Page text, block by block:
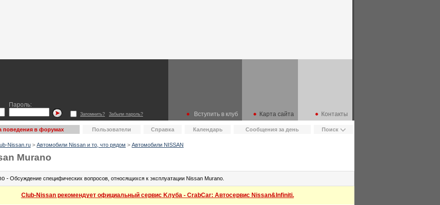
Пароль:
Запомнить? Забыли пароль? Вступить в клуб Карта сайта
Контакты
поведения в форумах Пользователи Справка Календарь Сообщения за день Поиск
Nissan.ru > Автомобили Nissan и то, что рядом > Автомобили NISSAN
Murano
- Обсуждение специфических вопросов, относящихся к эксплуатации Nissan Murano.
Club-Nissan рекомендует официальный сервис Kлуба - CrabCar: Автосервис Nissan&Infiniti.